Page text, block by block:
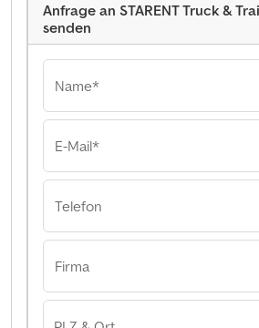
Anfrage an STARENT Truck &
senden
Name*
E-Mail*
Telefon
Firma